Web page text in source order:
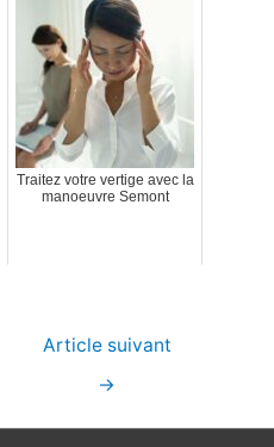
Traitez votre vertige avec la
manoeuvre Semont
Article suivant
→